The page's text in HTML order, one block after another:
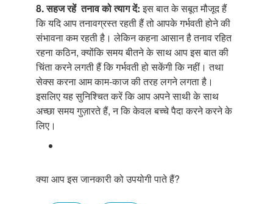
8. सहज रहें तनाव को त्याग दें:इस बात के सबूत मौजूद हैं
कि यदि आप तनावग्रस्त रहती हैं तो आपके गर्भवती होने की
संभावना कम रहती है। लेकिन कहना आसान है तनाव रहित
रहना कठिन, क्योंकि समय बीतने के साथ आप इस बात की
चिंता करने लगती हैं कि गर्भवती हो सकेंगी कि नहीं। तथा
सेक्स करना आम काम-काज की तरह लगने लगता है।
इसलिए यह सुनिश्चित करें कि आप अपने साथी के साथ
अच्छा समय गुज़ारते हैं, न कि केवल बच्चे पैदा करने करने के
लिए।
क्या आप इस जानकारी को उपयोगी पाते हैं?